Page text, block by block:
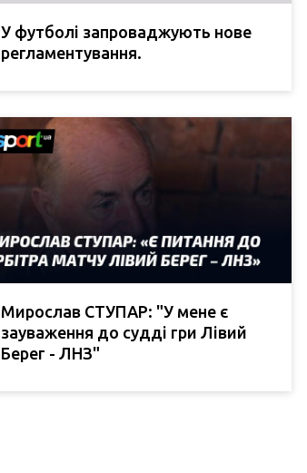
У футболі запроваджують нове
регламентування.
Мирослав СТУПАР: "У мене є
зауваження до судді гри Лівий
Берег - ЛНЗ"